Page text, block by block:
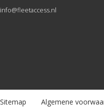
info@fleetaccess.nl
Sitemap Algemene